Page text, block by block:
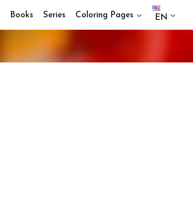
Books Series Coloring Pages EN